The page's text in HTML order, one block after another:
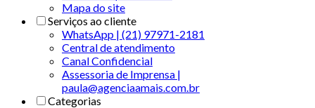
Mapa do site
Serviços ao cliente
WhatsApp | (21) 97971-2181
Central de atendimento
Canal Confidencial
Assessoria de Imprensa |
paula@agenciaamais.com.br
Categorias